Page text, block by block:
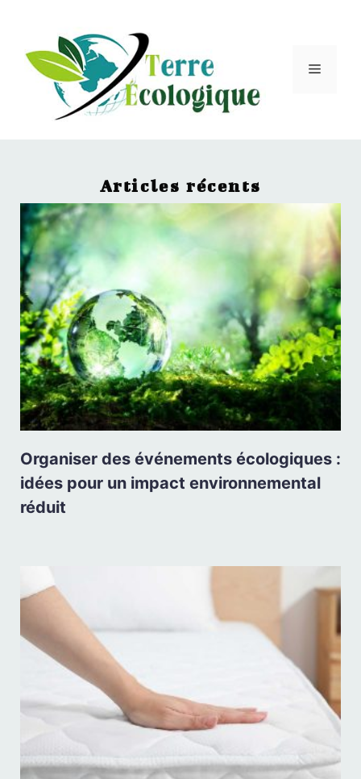
Articles récents
Organiser des événements écologiques :
idées pour un impact environnemental
réduit